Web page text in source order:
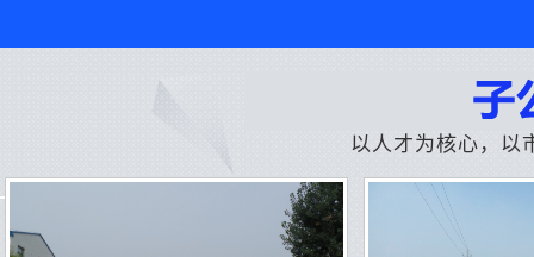
以人才为核心，以